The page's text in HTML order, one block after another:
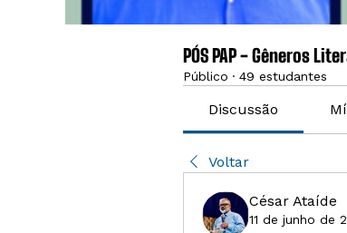
PÓS PAP - Gêneros
Público · 49 estudantes
Discussão
Voltar
César Ataíde
11 de junho de